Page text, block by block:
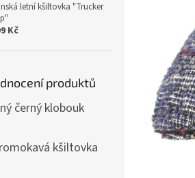
letní kšiltovka "Trucker
Kč
produktů
černý klobouk
je 5 z 5 hvězdiček.
kšiltovka
je 5 z 5 hvězdiček.